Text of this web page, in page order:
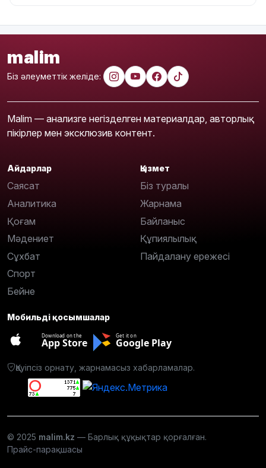
malim
Біз әлеуметтік желіде:
Malim — анализге негізделген материалдар, авторлық
пікірлер мен эксклюзив контент.
Айдарлар
Саясат
Аналитика
Қоғам
Мәдениет
Сұхбат
Спорт
Бейне
Қызмет
Біз туралы
Жарнама
Байланыс
Құпиялылық
Пайдалану ережесі
Мобильді қосымшалар
Download on the
App Store
Get it on
Google Play
Қауіпсіз орнату, жарнамасыз хабарламалар.
© 2025 malim.kz — Барлық құқықтар қорғалған.
Прайс-парақшасы